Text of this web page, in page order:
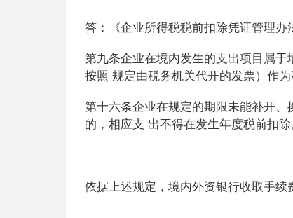
答： 《企业所得税税前扣除凭证管理
第九条企业在境内发生的支出项目属
按照 规定由税务机关代开的发票）作
第十六条企业在规定的期限未能补开、
的，相应支 出不得在发生年度税前扣除
依据上述规定 ，境内外资银行收取手